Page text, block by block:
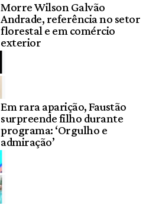
Morre Wilson Galvão
Andrade, referência no setor
florestal e em comércio
exterior
Em rara aparição, Faustão
surpreende filho durante
programa: ‘Orgulho e
admiração’